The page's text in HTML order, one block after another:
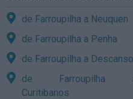
de Farroupilha a Neuquen
de Farroupilha a Penha
de Farroupilha a Descanso
de Farroupilha
Curitibanos